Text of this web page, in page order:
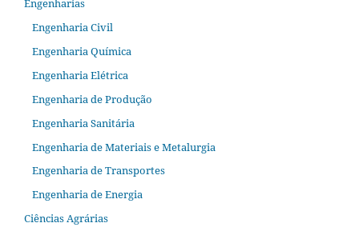
Engenharias
Engenharia Civil
Engenharia Química
Engenharia Elétrica
Engenharia de Produção
Engenharia Sanitária
Engenharia de Materiais e Metalurgia
Engenharia de Transportes
Engenharia de Energia
Ciências Agrárias